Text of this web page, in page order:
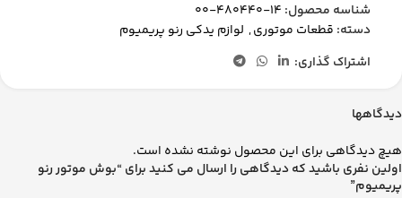
شناسه محصول: 14-480440-00
دسته: قطعات موتوری, لوازم یدکی رنو پریمیوم
اشتراک گذاری:
دیدگاهها
هیچ دیدگاهی برای این محصول نوشته نشده است.
اولین نفری باشید که دیدگاهی را ارسال می کنید برای “بوش موتور رنو
پریمیوم”